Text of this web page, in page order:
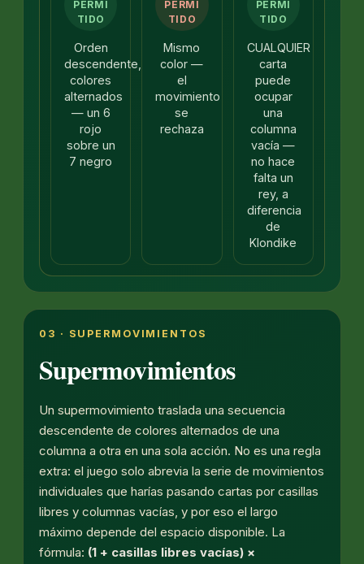
PERMI
TIDO
Orden
descendente,
colores
alternados
— un 6
rojo
sobre un
7 negro
PERMI
TIDO
Mismo
color —
el
movimiento
se
rechaza
PERMI
TIDO
CUALQUIER
carta
puede
ocupar
una
columna
vacía —
no hace
falta un
rey, a
diferencia
de
Klondike
03 · SUPERMOVIMIENTOS
Supermovimientos
Un supermovimiento traslada una secuencia
descendente de colores alternados de una
columna a otra en una sola acción. No es una regla
extra: el juego solo abrevia la serie de movimientos
individuales que harías pasando cartas por casillas
libres y columnas vacías, y por eso el largo
máximo depende del espacio disponible. La
fórmula: (1 + casillas libres vacías) ×